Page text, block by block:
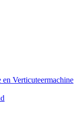
Verticuteermachine